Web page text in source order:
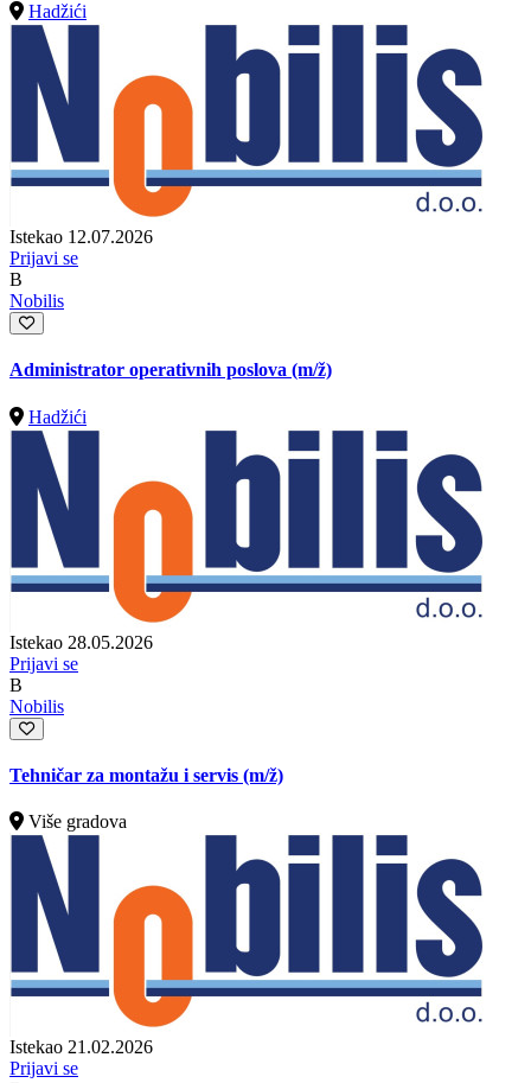
Hadžići
Istekao 12.07.2026
Prijavi se
B
Nobilis
Administrator operativnih poslova (m/ž)
Hadžići
Istekao 28.05.2026
Prijavi se
B
Nobilis
Tehničar za montažu i servis (m/ž)
Više gradova
Istekao 21.02.2026
Prijavi se